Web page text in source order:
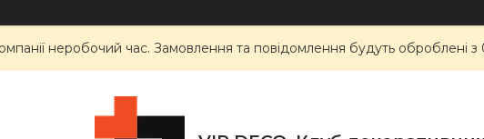
неробочий час. Замовлення та повідомлення будуть оброблені